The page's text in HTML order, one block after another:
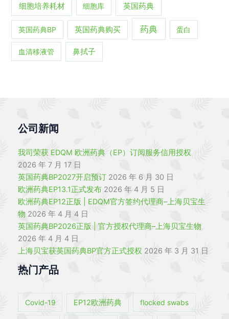
细胞培养耗材 细胞库 英国药典
英国药典BP 英国药典购买 药典 蛋白
血清移液管 鼻拭子
公司新闻
我司荣获 EDQM 欧洲药典（EP）订阅服务信用授权
2026 年 7 月 17 日
英国药典BP2027开启预订 2026 年 6 月 30 日
欧洲药典EP13.1正式发布 2026 年 4 月 5 日
欧洲药典EP12正版 | EDQM官方签约代理商–上海贝宝生
物 2026 年 4 月 4 日
英国药典BP2026正版 | 官方授权代理商–上海贝宝生物
2026 年 4 月 4 日
上海贝宝获英国药典BP官方正式授权 2026 年 3 月 31 日
热门产品
Covid-19 EP12欧洲药典 flocked swabs